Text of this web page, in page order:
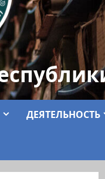
ДЕЯТЕЛЬНОСТЬ